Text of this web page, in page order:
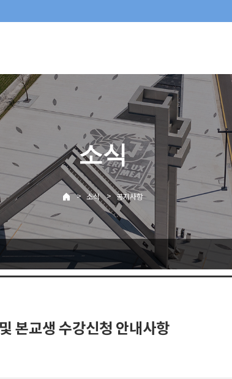
소식
> 소식 > 공지사항
본교생 수강신청 안내사항